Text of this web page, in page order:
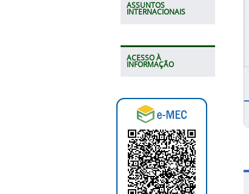
ASSUNTOS
INTERNACIONAIS
ACESSO À
INFORMAÇÃO